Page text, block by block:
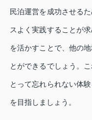
民泊運営を成功させる
スよく実践することが
を活かすことで、他の
とができるでしょう。
とって忘れられない体
を目指しましょう。